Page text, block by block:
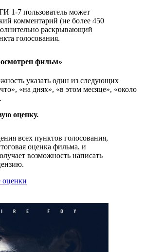
1-7 пользователь может
комментарий (не более 450
раскрывающий
голосования.
фильм»
указать один из следующих
«на днях», «в этом месяце», «около
оценку.
всех пунктов голосования,
оценка фильма, и
возможность написать
оценки